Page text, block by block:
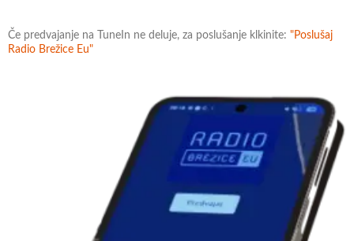
Če predvajanje na TuneIn ne deluje, za poslušanje klkinite: "Poslušaj
Radio Brežice Eu"